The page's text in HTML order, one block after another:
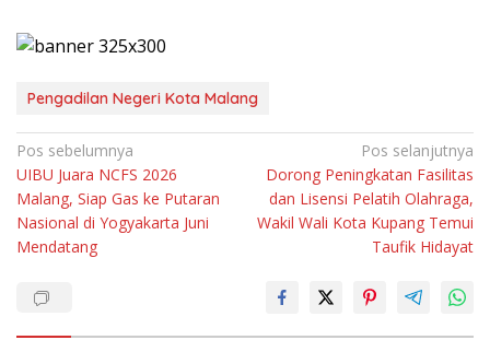
Pengadilan Negeri Kota Malang
Navigasi
pos
Pos sebelumnya
UIBU Juara NCFS 2026
Malang, Siap Gas ke Putaran
Nasional di Yogyakarta Juni
Mendatang
Pos selanjutnya
Dorong Peningkatan Fasilitas
dan Lisensi Pelatih Olahraga,
Wakil Wali Kota Kupang Temui
Taufik Hidayat